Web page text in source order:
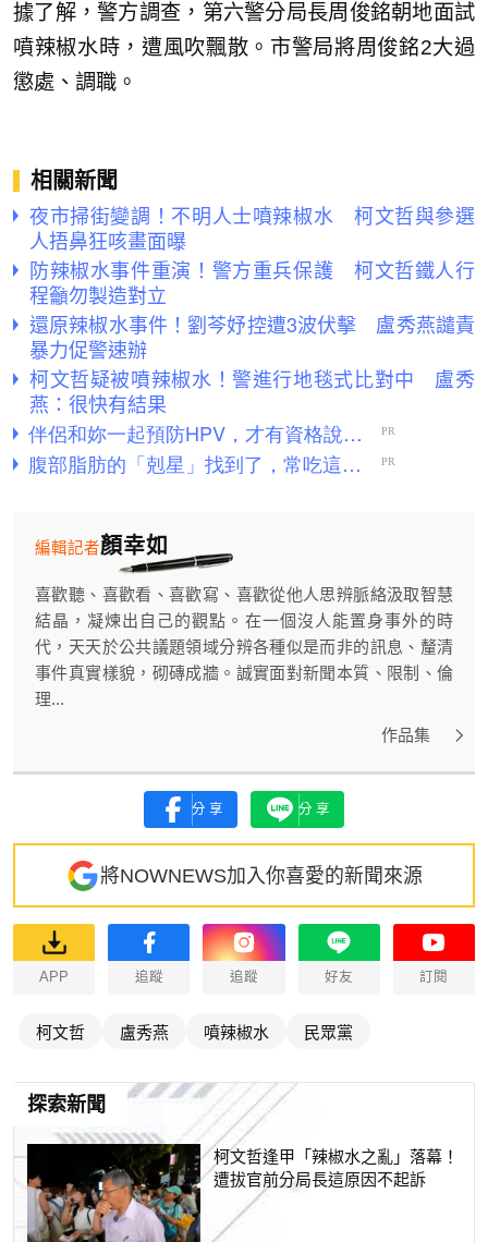
據了解，警方調查，第六警分局長周俊銘朝地面試
噴辣椒水時，遭風吹飄散。市警局將周俊銘2大過
懲處、調職。
相關新聞
夜市掃街變調！不明人士噴辣椒水 柯文哲與參選
人捂鼻狂咳畫面曝
防辣椒水事件重演！警方重兵保護 柯文哲鐵人行
程籲勿製造對立
還原辣椒水事件！劉芩妤控遭3波伏擊 盧秀燕譴責
暴力促警速辦
柯文哲疑被噴辣椒水！警進行地毯式比對中 盧秀
燕：很快有結果
顏幸如
編輯記者
喜歡聽、喜歡看、喜歡寫、喜歡從他人思辨脈絡汲取智慧
結晶，凝煉出自己的觀點。在一個沒人能置身事外的時
代，天天於公共議題領域分辨各種似是而非的訊息、釐清
事件真實樣貌，砌磚成牆。誠實面對新聞本質、限制、倫
理...
作品集
分享 分享
將NOWNEWS加入你喜愛的新聞來源
APP 追蹤 追蹤 好友 訂閱
柯文哲 盧秀燕 噴辣椒水 民眾黨
探索新聞
柯文哲逢甲「辣椒水之亂」落幕！
遭拔官前分局長這原因不起訴